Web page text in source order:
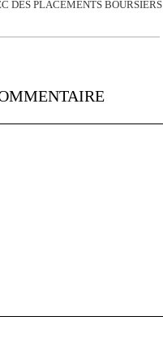
DES PLACEMENTS BOURSIERS